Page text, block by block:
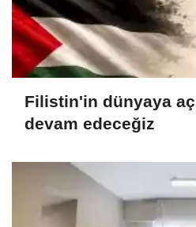
Filistin'in dünyaya
devam edeceğiz